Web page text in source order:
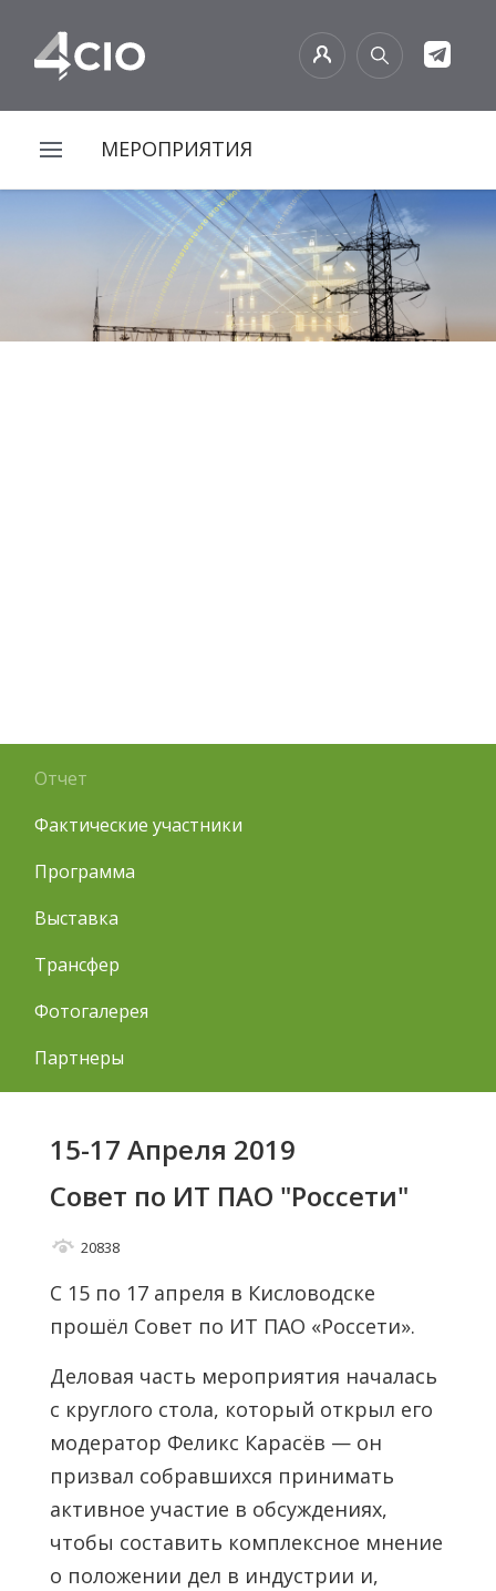
МЕРОПРИЯТИЯ
Отчет
Фактические участники
Программа
Выставка
Трансфер
Фотогалерея
Партнеры
15-17 Апреля 2019
Совет по ИТ ПАО "Россети"
20838
С 15 по 17 апреля в Кисловодске
прошёл Совет по ИТ ПАО «Россети».
Деловая часть мероприятия началась
с круглого стола, который открыл его
модератор Феликс Карасёв — он
призвал собравшихся принимать
активное участие в обсуждениях,
чтобы составить комплексное мнение
о положении дел в индустрии и,